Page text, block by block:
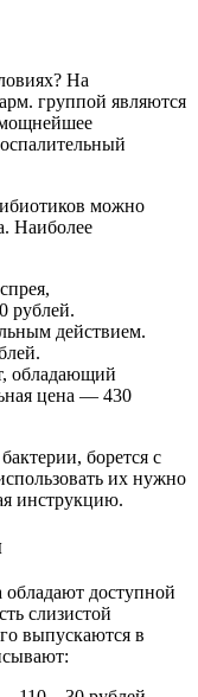
На
группой являются
можно
Наиболее
рублей.
действием.
обладающий
цена — 430
борется с
их нужно
инструкцию.
обладают доступной
слизистой
выпускаются в